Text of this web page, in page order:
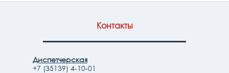
Контакты
Диспетчерская
+7 (35139) 4-10-01